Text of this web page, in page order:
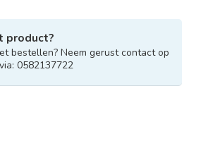
product?
bestellen? Neem gerust contact op
0582137722